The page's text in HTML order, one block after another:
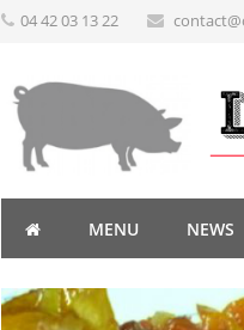
04 42 03 13 22
MENU NEWS